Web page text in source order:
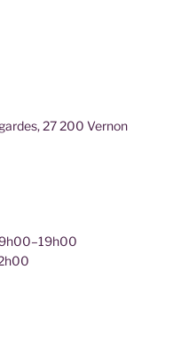
27 200 Vernon
9h00–19h00